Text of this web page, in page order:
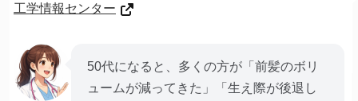
工学情報センター
50代になると、多くの方が「前髪のボリ
ュームが減ってきた」「生え際が後退し